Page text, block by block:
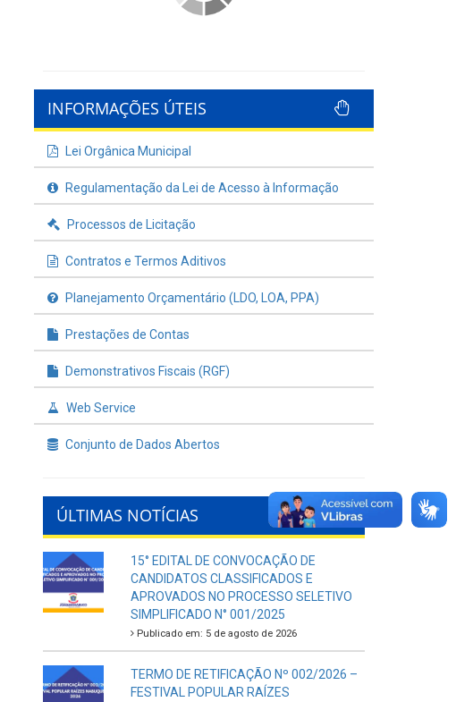
INFORMAÇÕES ÚTEIS
Lei Orgânica Municipal
Regulamentação da Lei de Acesso à Informação
Processos de Licitação
Contratos e Termos Aditivos
Planejamento Orçamentário (LDO, LOA, PPA)
Prestações de Contas
Demonstrativos Fiscais (RGF)
Web Service
Conjunto de Dados Abertos
ÚLTIMAS NOTÍCIAS
15° EDITAL DE CONVOCAÇÃO DE
CANDIDATOS CLASSIFICADOS E
APROVADOS NO PROCESSO SELETIVO
SIMPLIFICADO N° 001/2025
Publicado em: 5 de agosto de 2026
TERMO DE RETIFICAÇÃO Nº 002/2026 –
FESTIVAL POPULAR RAÍZES